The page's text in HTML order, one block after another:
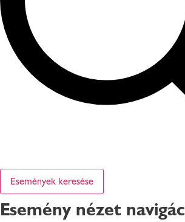
Események keresése
Esemény nézet